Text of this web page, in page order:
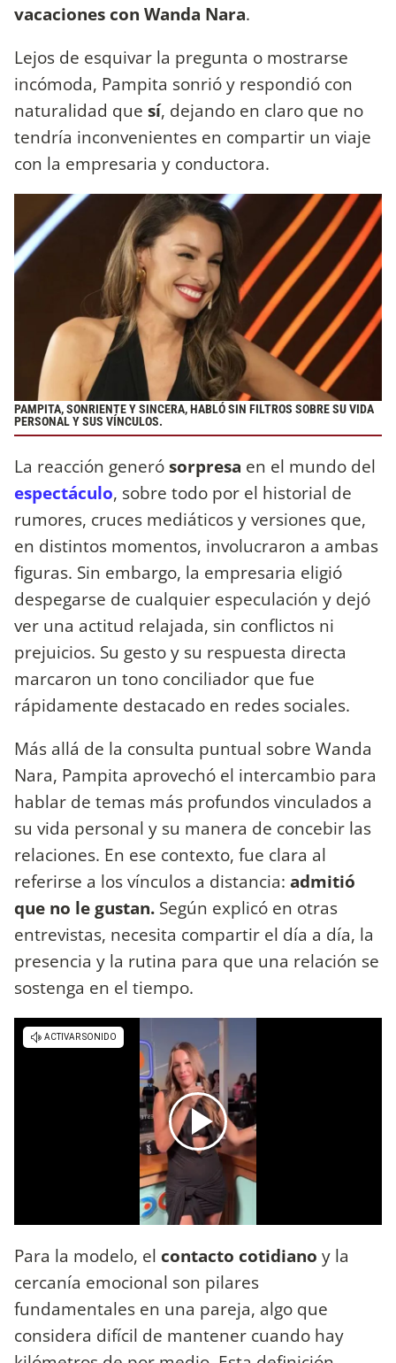
vacaciones con Wanda Nara.
Lejos de esquivar la pregunta o mostrarse
incómoda, Pampita sonrió y respondió con
naturalidad que sí, dejando en claro que no
tendría inconvenientes en compartir un viaje
con la empresaria y conductora.
PAMPITA, SONRIENTE Y SINCERA, HABLÓ SIN FILTROS SOBRE SU VIDA
PERSONAL Y SUS VÍNCULOS.
La reacción generósorpresa en el mundo del
espectáculo, sobre todo por el historial de
rumores, cruces mediáticos y versiones que,
en distintos momentos, involucraron a ambas
figuras. Sin embargo, la empresaria eligió
despegarse de cualquier especulación y dejó
ver una actitud relajada, sin conflictos ni
prejuicios. Su gesto y su respuesta directa
marcaron un tono conciliador que fue
rápidamente destacado en redes sociales.
Más allá de la consulta puntual sobre Wanda
Nara, Pampita aprovechó el intercambio para
hablar de temas más profundos vinculados a
su vida personal y su manera de concebir las
relaciones. En ese contexto, fue clara al
referirse a los vínculos a distancia: admitió
que no le gustan. Según explicó en otras
entrevistas, necesita compartir el día a día, la
presencia y la rutina para que una relación se
sostenga en el tiempo.
Para la modelo, el contacto cotidiano y la
cercanía emocional son pilares
fundamentales en una pareja, algo que
considera difícil de mantener cuando hay